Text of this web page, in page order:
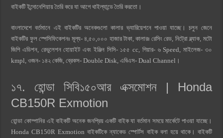
বাইকটি ইন্দোনেশিয়ায় তৈরি করে যা আগে থাইল্যান্ডে তৈরি করতো।
বাংলাদেশে বর্তমানে এই বাইকটির অনেকগুলো কালার ভ্যারিয়েশনে পাওয়া যাচ্ছে। চলুন জেনে
বাইকটির ফুল স্পেসিফিকেশনঃ মূল্য- ৪,৫০,০০০ হাজার টাকা, কালারঃ রেসিং রেড, নিট্রো ব্ল্যাক, মটো
জিপি এডিশন, রেভুলেশন হোয়াইট এবং ইঞ্জিন সিসি- ১৫৫ cc, গিয়ার- ৬ Speed, মাইলেজ- ৩০
kmpl, ওজন- ১৪২ কেজি, ব্রেকস- Double Disk, এবিএস- Dual Channel।
১৭. হোন্ডা সিবি১৫০আর এক্সমোশন | Honda
CB150R Exmotion
হোন্ডা কোম্পানির এই বাইকটি অনেক জনপ্রিয় একটি বাইক যা বর্তমান সময়ে মার্কেটে পাওয়া যাচ্ছে।
Honda CB150R Exmotion বাইকটিকে ন্যাকেড স্পোর্টস বাইক বলা হয়ে থাকে। বাইকটি